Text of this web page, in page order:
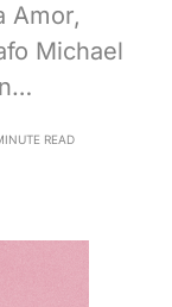
Amor,
Michael
READ